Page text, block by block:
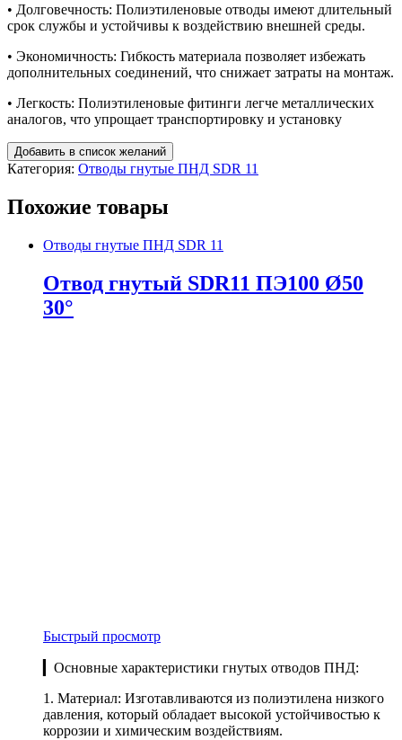
• Долговечность: Полиэтиленовые отводы имеют длительный
срок службы и устойчивы к воздействию внешней среды.
• Экономичность: Гибкость материала позволяет избежать
дополнительных соединений, что снижает затраты на монтаж.
• Легкость: Полиэтиленовые фитинги легче металлических
аналогов, что упрощает транспортировку и установку
Добавить в список желаний
Категория: Отводы гнутые ПНД SDR 11
Похожие товары
Отводы гнутые ПНД SDR 11
Отвод гнутый SDR11 ПЭ100 Ø50
30°
Быстрый просмотр
▎Основные характеристики гнутых отводов ПНД:
1. Материал: Изготавливаются из полиэтилена низкого
давления, который обладает высокой устойчивостью к
коррозии и химическим воздействиям.